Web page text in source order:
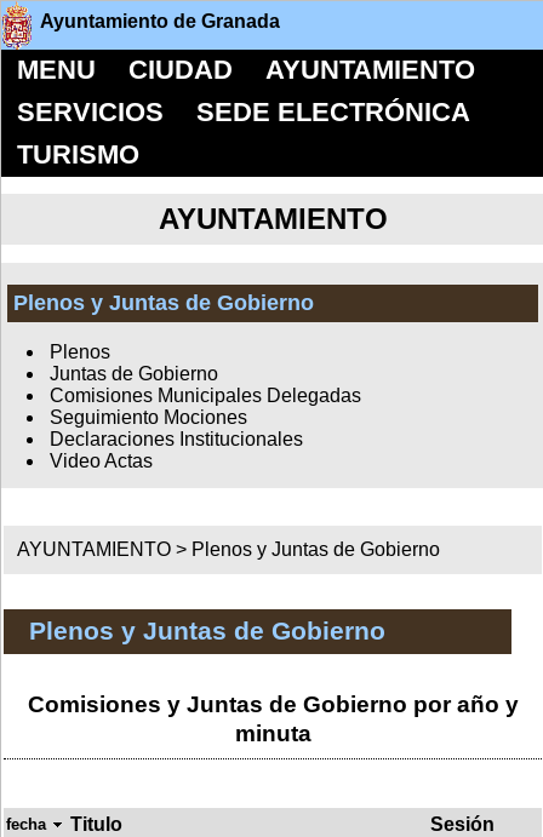
Ayuntamiento de Granada
MENU CIUDAD
AYUNTAMIENTO
SERVICIOS
SEDE ELECTRÓNICA
TURISMO
AYUNTAMIENTO
Plenos y Juntas de Gobierno
Plenos
Juntas de Gobierno
Comisiones Municipales Delegadas
Seguimiento Mociones
Declaraciones Institucionales
Video Actas
AYUNTAMIENTO > Plenos y Juntas de Gobierno
Plenos y Juntas de Gobierno
Comisiones y Juntas de Gobierno por año y
minuta
fecha Titulo
Sesión